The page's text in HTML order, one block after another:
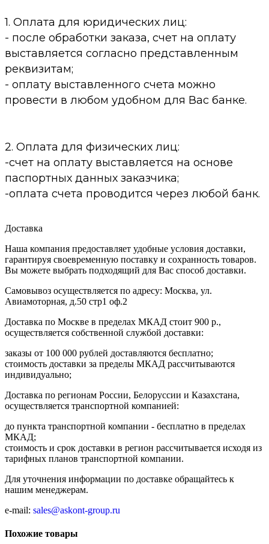
1. Оплата для юридических лиц:
- после обработки заказа, счет на оплату
выставляется согласно представленным
реквизитам;
- оплату выставленного счета можно
провести в любом удобном для Вас банке.
2. Оплата для физических лиц:
-счет на оплату выставляется на основе
паспортных данных заказчика;
-оплата счета проводится через любой банк.
Доставка
Наша компания предоставляет удобные условия доставки,
гарантируя своевременную поставку и сохранность товаров.
Вы можете выбрать подходящий для Вас способ доставки.
Самовывоз осуществляется по адресу: Москва, ул.
Авиамоторная, д.50 стр1 оф.2
Доставка по Москве в пределах МКАД стоит 900 р.,
осуществляется собственной службой доставки:
заказы от 100 000 рублей доставляются бесплатно;
cтоимость доставки за пределы МКАД рассчитываются
индивидуально;
Доставка по регионам России, Белоруссии и Казахстана,
осуществляется транспортной компанией:
до пункта транспортной компании - бесплатно в пределах
МКАД;
стоимость и срок доставки в регион рассчитывается исходя из
тарифных планов транспортной компании.
Для уточнения информации по доставке обращайтесь к
нашим менеджерам.
e-mail: sales@askont-group.ru
Похожие товары